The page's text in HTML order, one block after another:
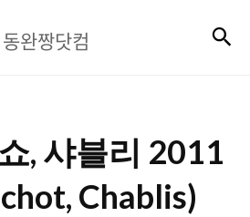
완
컴
동완짱닷컴
, 샤블리 2011
Chablis)